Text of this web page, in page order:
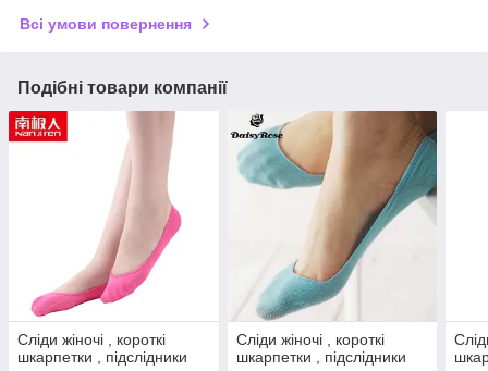
Всі умови повернення
Подібні товари компанії
Сліди жіночі , короткі
шкарпетки , підслідники
Сліди жіночі , короткі
шкарпетки , підслідники